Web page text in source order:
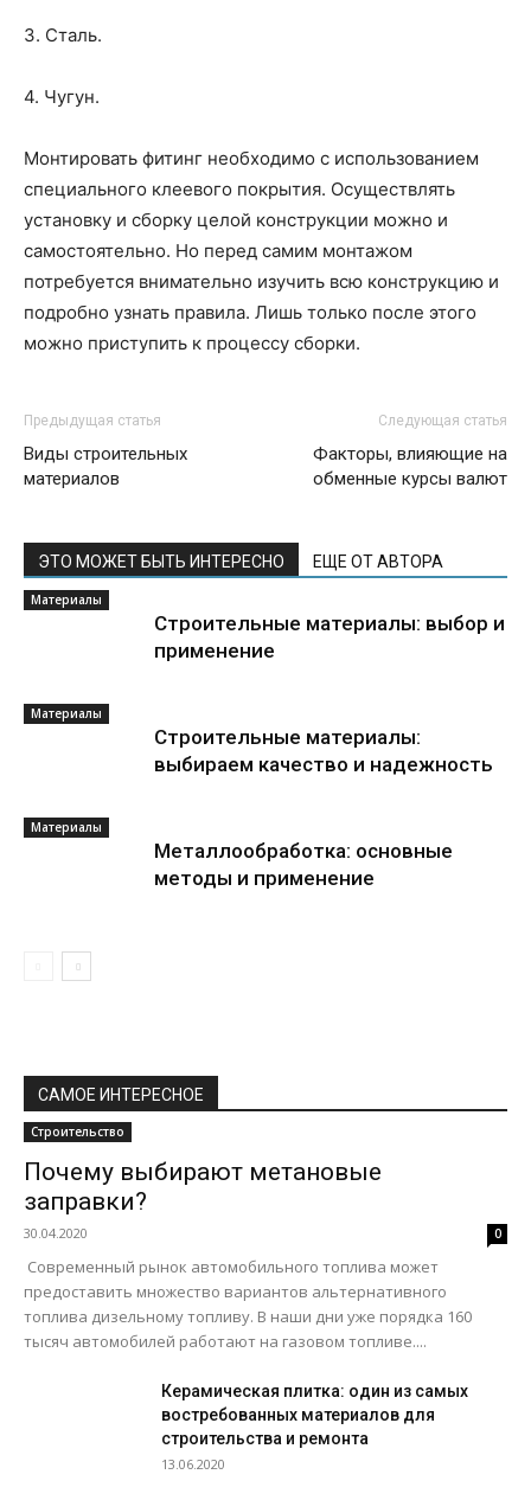
3. Сталь.
4. Чугун.
Монтировать фитинг необходимо с использованием
специального клеевого покрытия. Осуществлять
установку и сборку целой конструкции можно и
самостоятельно. Но перед самим монтажом
потребуется внимательно изучить всю конструкцию и
подробно узнать правила. Лишь только после этого
можно приступить к процессу сборки.
Предыдущая статья
Виды строительных
материалов
Следующая статья
Факторы, влияющие на
обменные курсы валют
ЭТО МОЖЕТ БЫТЬ ИНТЕРЕСНО ЕЩЕ ОТ АВТОРА
Материалы
Строительные материалы: выбор и
применение
Материалы
Строительные материалы:
выбираем качество и надежность
Материалы
Металлообработка: основные
методы и применение
САМОЕ ИНТЕРЕСНОЕ
Строительство
Почему выбирают метановые
заправки?
30.04.2020 0
Современный рынок автомобильного топлива может
предоставить множество вариантов альтернативного
топлива дизельному топливу. В наши дни уже порядка 160
тысяч автомобилей работают на газовом топливе....
Керамическая плитка: один из самых
востребованных материалов для
строительства и ремонта
13.06.2020